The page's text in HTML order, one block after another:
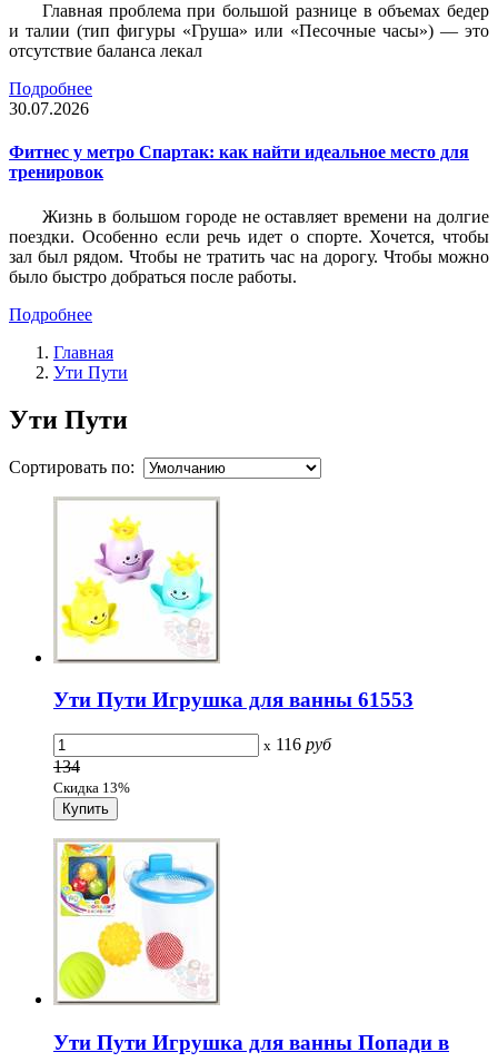
Главная проблема при большой разнице в объемах бедер
и талии (тип фигуры «Груша» или «Песочные часы») — это
отсутствие баланса лекал
Подробнее
30.07.2026
Фитнес у метро Спартак: как найти идеальное место для
тренировок
Жизнь в большом городе не оставляет времени на долгие
поездки. Особенно если речь идет о спорте. Хочется, чтобы
зал был рядом. Чтобы не тратить час на дорогу. Чтобы можно
было быстро добраться после работы.
Подробнее
Главная
Ути Пути
Ути Пути
Сортировать по:
Ути Пути Игрушка для ванны 61553
x 116 руб
134
Скидка 13%
Ути Пути Игрушка для ванны Попади в